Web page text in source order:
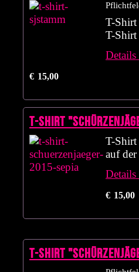
T-
T-
Details
€ 15,00
T-Shirt
T-
auf
Details
€ 15,00
T-Shirt